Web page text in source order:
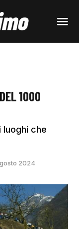
1000
luoghi che
2024